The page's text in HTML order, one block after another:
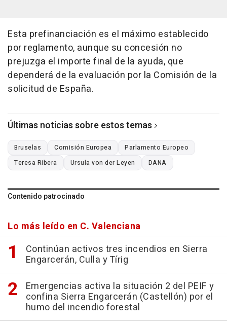
Esta prefinanciación es el máximo establecido
por reglamento, aunque su concesión no
prejuzga el importe final de la ayuda, que
dependerá de la evaluación por la Comisión de la
solicitud de España.
Últimas noticias sobre estos temas
Bruselas Comisión Europea
Parlamento Europeo
Teresa Ribera
Ursula von der Leyen DANA
Contenido patrocinado
Lo más leído en C. Valenciana
Continúan activos tres incendios en Sierra
Engarcerán, Culla y Tírig
Emergencias activa la situación 2 del PEIF y
confina Sierra Engarcerán (Castellón) por el
humo del incendio forestal